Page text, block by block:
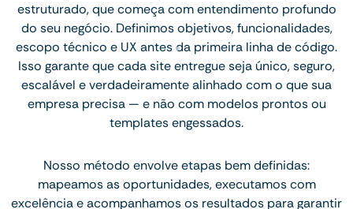
estruturado, que começa com entendimento profundo
do seu negócio. Definimos objetivos, funcionalidades,
escopo técnico e UX antes da primeira linha de código.
Isso garante que cada site entregue seja único, seguro,
escalável e verdadeiramente alinhado com o que sua
empresa precisa — e não com modelos prontos ou
templates engessados.
Nosso método envolve etapas bem definidas:
mapeamos as oportunidades, executamos com
excelência e acompanhamos os resultados para garantir